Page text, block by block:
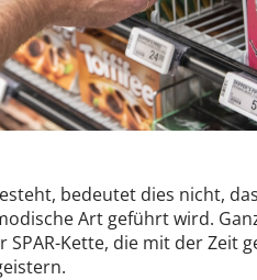
bedeutet dies nicht,
Art geführt wird.
SPAR-Kette, die mit der Zeit